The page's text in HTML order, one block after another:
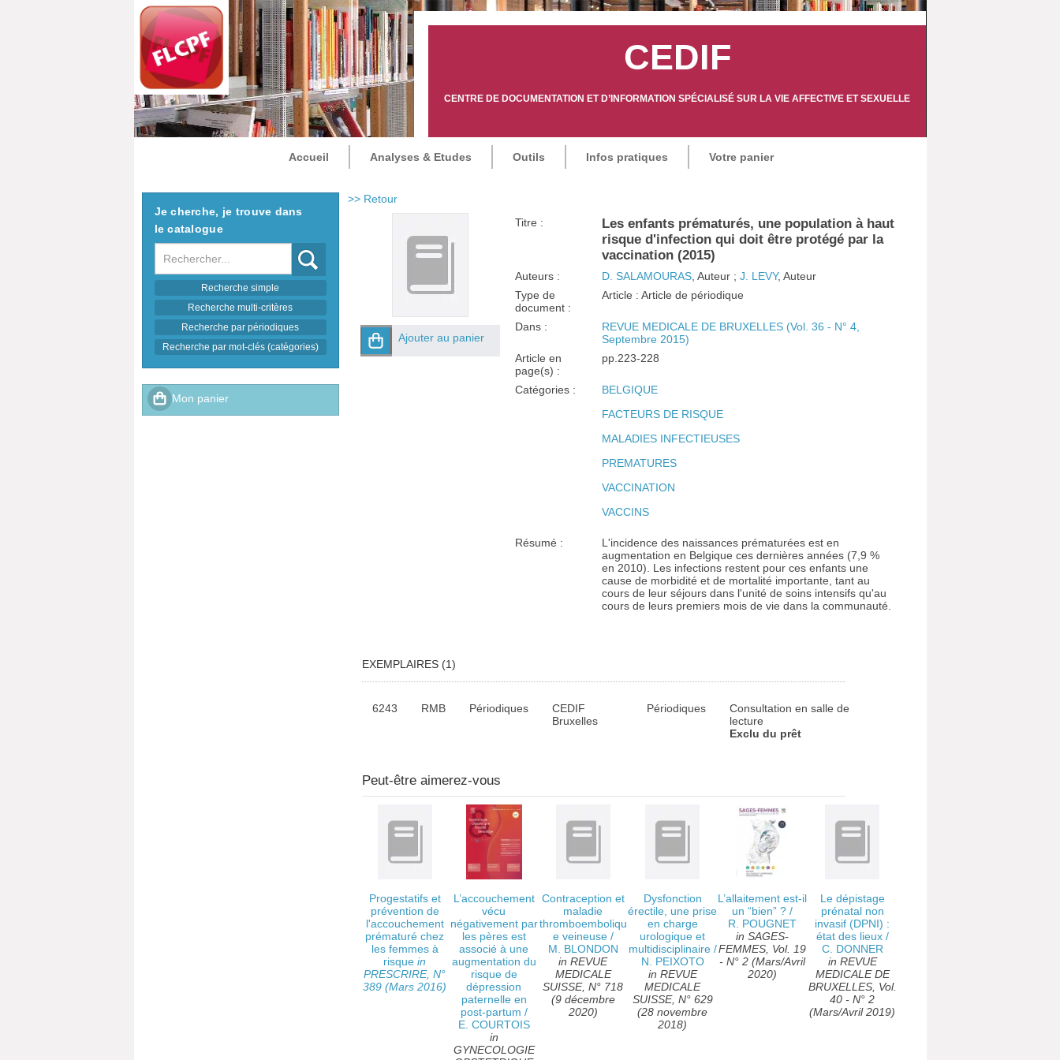
CEDIF
CENTRE DE DOCUMENTATION ET D’INFORMATION SPÉCIALISÉ SUR LA VIE AFFECTIVE ET SEXUELLE
Accueil Analyses & Etudes Outils Infos pratiques Votre panier
>> Retour
Ajouter au panier
Titre :
Les enfants prématurés, une population à haut
risque d'infection qui doit être protégé par la
vaccination (2015)
Auteurs : D. SALAMOURAS , Auteur ;J. LEVY, Auteur
Type de
document :
Article : Article de périodique
Dans :
REVUE MEDICALE DE BRUXELLES (Vol. 36 - N° 4,
Septembre 2015)
Article en
page(s) :
pp.223-228
Catégories :
BELGIQUE
FACTEURS DE RISQUE
MALADIES INFECTIEUSES
PREMATURES
VACCINATION
VACCINS
Résumé :
L'incidence des naissances prématurées est en
augmentation en Belgique ces dernières années (7,9 %
en 2010). Les infections restent pour ces enfants une
cause de morbidité et de mortalité importante, tant au
cours de leur séjours dans l'unité de soins intensifs qu'au
cours de leurs premiers mois de vie dans la communauté.
EXEMPLAIRES (1)
6243
RMB Périodiques
CEDIF
Bruxelles
Périodiques
Consultation en salle de
lecture
Exclu du prêt
Peut-être aimerez-vous
Progestatifs et
prévention de
l'accouchement
prématuré chez
les femmes à
risque in
PRESCRIRE, N°
389 (Mars 2016)
L’accouchement
vécu
négativement par
les pères est
associé à une
augmentation du
risque de
dépression
paternelle en
post-partum /
E. COURTOIS
in
GYNECOLOGIE
Contraception et
maladie
thromboemboliqu
e veineuse/
M. BLONDON
in REVUE
MEDICALE
SUISSE, N° 718
(9 décembre
2020)
Dysfonction
érectile, une prise
en charge
urologique et
multidisciplinaire/
N. PEIXOTO
in REVUE
MEDICALE
SUISSE, N° 629
(28 novembre
2018)
L’allaitement est-il
un “bien” ? /
R. POUGNET
in SAGES-
FEMMES, Vol. 19
- N° 2 (Mars/Avril
2020)
Le dépistage
prénatal non
invasif (DPNI) :
état des lieux/
C. DONNER
in REVUE
MEDICALE DE
BRUXELLES, Vol.
40 - N° 2
(Mars/Avril 2019)
Je cherche, je trouve dans
le catalogue
Recherche
Recherche simple
Recherche multi-critères
Recherche par périodiques
Recherche par mot-clés (catégories)